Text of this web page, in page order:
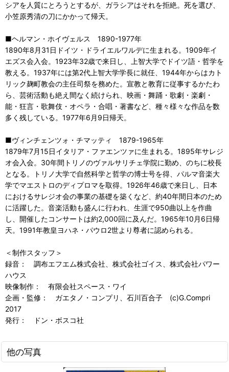
シアを人質にとろうとするが、ガラシアはそれを拒絶。死を選び、
小笠原秀清の刀にかかって帰天。
■ヘルマン・ホイヴェルス 1890-1977年
1890年8月31日ドイツ・ドライエルワルデに生まれる。1909年イ
エズス会入会。1923年32歳で来日し、上智大学でドイツ語・哲学を
教える。1937年には第2代上智大学学長に就任、1944年からはカト
リック麹町教会の主任司祭を務めた。宣教と教育に従事するかたわ
ら、芸術活動も絶え間なく続けられ、映画・舞踊・歌劇・楽劇・
能・狂言・歌舞伎・オペラ・合唱・著書など、種々様々な作品を数
多く残している。1977年6月9日帰天。
■ヴィンチェンツォ・チマッティ 1879-1965年
1879年7月15日イタリア・ファエンツァに生まれる。1895年サレジ
オ会入会。30年間トリノのヴァルサリチェ学院に勤め、のちに校長
となる。トリノ大学で自然科学と哲学の博士号を得、パルマ音楽大
学でマエストロのディプロマを取得。1926年46歳で来日し、日本
におけるサレジオ会の事業の基礎を築くなど、約40年間日本のため
に活躍した。音楽活動も盛んに行われ、生涯で950曲以上を作曲
し、開催したコンサートは約2,000回に及んだ。1965年10月6日帰
天。1991年教皇ヨハネ・パウロ2世より尊者に認められる。
＜制作スタッフ＞
録音： 調布エフエム株式会社、株式会社ゴイス、株式会社パワー
ハウス
映像制作： 有限会社スペース・ワイ
企画・監修： ガエタノ・コンプリ、石川百合子 (c)G.Compri
2017
発行： ドン・ボスコ社
他の写真